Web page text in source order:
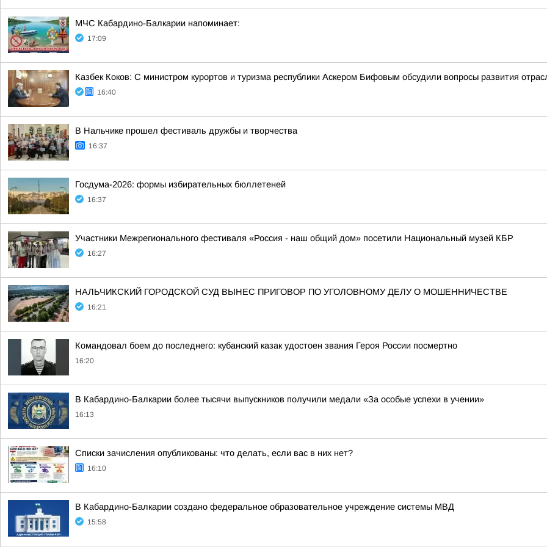
МЧС Кабардино-Балкарии напоминает:
17:09
Казбек Коков: С министром курортов и туризма республики Аскером Бифовым обсудили вопросы развития
16:40
В Нальчике прошел фестиваль дружбы и творчества
16:37
Госдума-2026: формы избирательных бюллетеней
16:37
Участники Межрегионального фестиваля «Россия - наш общий дом» посетили Национальный музей КБР
16:27
НАЛЬЧИКСКИЙ ГОРОДСКОЙ СУД ВЫНЕС ПРИГОВОР ПО УГОЛОВНОМУ ДЕЛУ О МОШЕННИЧЕСТВЕ
16:21
Командовал боем до последнего: кубанский казак удостоен звания Героя России посмертно
16:20
В Кабардино-Балкарии более тысячи выпускников получили медали «За особые успехи в учении»
16:13
Списки зачисления опубликованы: что делать, если вас в них нет?
16:10
В Кабардино-Балкарии создано федеральное образовательное учреждение системы МВД
15:58